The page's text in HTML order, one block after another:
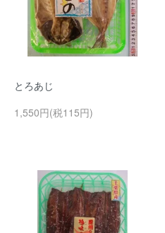
とろあじ
1,550円(税115円)